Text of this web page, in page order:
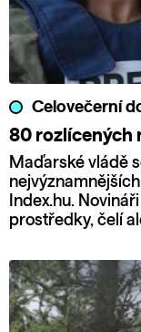
Celovečerní
80 rozlícených
Maďarské vládě
Index.hu.
prostředky, čelí